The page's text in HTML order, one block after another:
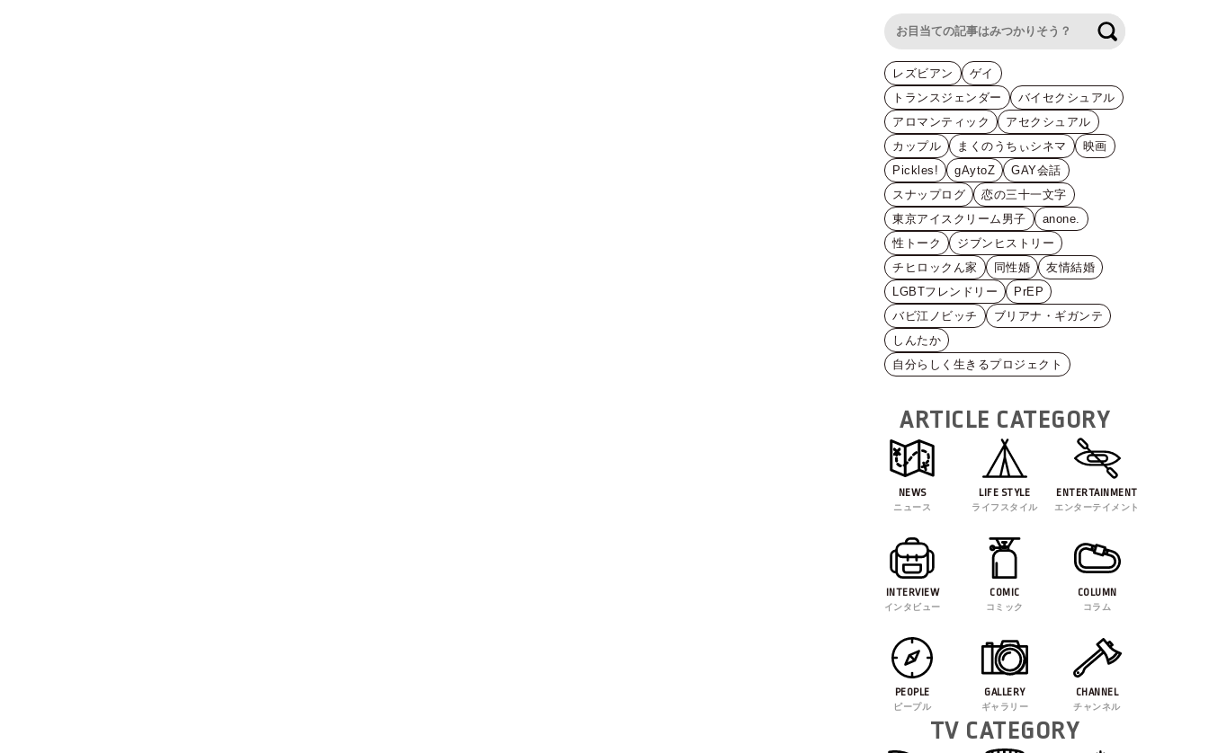
レズビアン
ゲイ
トランスジェンダー
バイセクシュアル
アロマンティック
アセクシュアル
カップル
まくのうちぃシネマ
映画
Pickles!
gAytoZ
GAY会話
スナップログ
恋の三十一文字
東京アイスクリーム男子
anone.
性トーク
ジブンヒストリー
チヒロックん家
同性婚
友情結婚
LGBTフレンドリー
PrEP
バビ江ノビッチ
ブリアナ・ギガンテ
しんたか
自分らしく生きるプロジェクト
ARTICLE CATEGORY
NEWS
ニュース
LIFE STYLE
ライフスタイル
ENTERTAINMENT
エンターテイメント
INTERVIEW
インタビュー
COMIC
コミック
COLUMN
コラム
PEOPLE
ピープル
GALLERY
ギャラリー
CHANNEL
チャンネル
TV CATEGORY